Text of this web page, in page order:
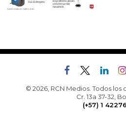
© 2026, RCN Medios. Todos los
Cr. 13a 37-32,
(+57) 1